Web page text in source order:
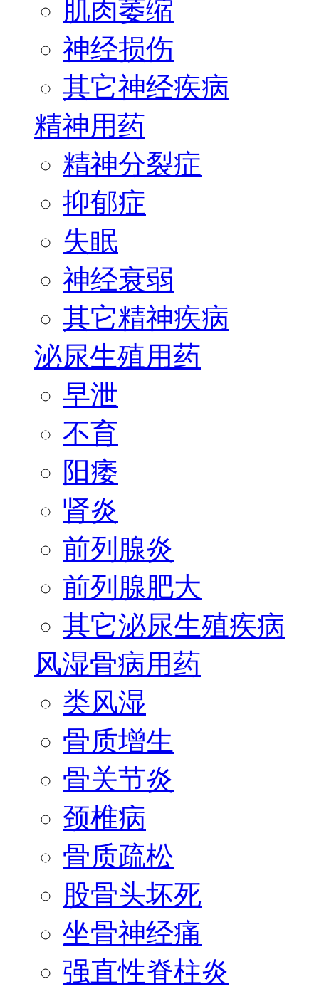
肌肉萎缩
神经损伤
其它神经疾病
精神用药
精神分裂症
抑郁症
失眠
神经衰弱
其它精神疾病
泌尿生殖用药
早泄
不育
阳痿
肾炎
前列腺炎
前列腺肥大
其它泌尿生殖疾病
风湿骨病用药
类风湿
骨质增生
骨关节炎
颈椎病
骨质疏松
股骨头坏死
坐骨神经痛
强直性脊柱炎